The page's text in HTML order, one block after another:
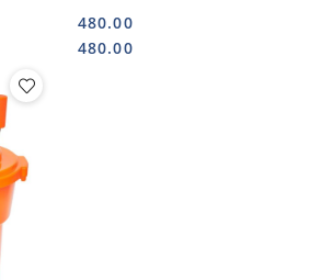
Cena:
480.00
Cena:
480.00